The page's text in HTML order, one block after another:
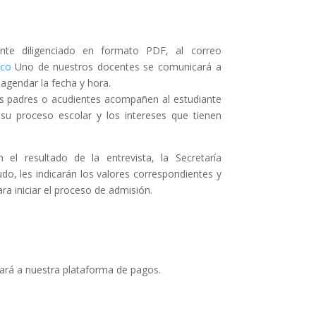
diligenciado en formato PDF, al correo
Uno de nuestros docentes se comunicará a
la fecha y hora.
padres o acudientes acompañen al estudiante
proceso escolar y los intereses que tienen
el resultado de la entrevista, la Secretaría
les indicarán los valores correspondientes y
iniciar el proceso de admisión.
a nuestra plataforma de pagos.